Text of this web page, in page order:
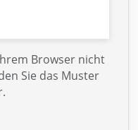
Browser nicht
Sie das Muster